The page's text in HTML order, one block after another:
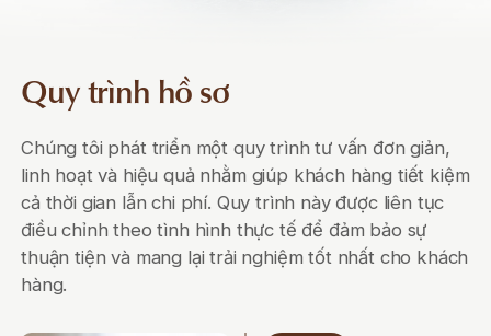
Quy trình hồ sơ
Chúng tôi phát triển một quy trình tư vấn đơn giản,
linh hoạt và hiệu quả nhằm giúp khách hàng tiết kiệm
cả thời gian lẫn chi phí. Quy trình này được liên tục
điều chỉnh theo tình hình thực tế để đảm bảo sự
thuận tiện và mang lại trải nghiệm tốt nhất cho khách
hàng.